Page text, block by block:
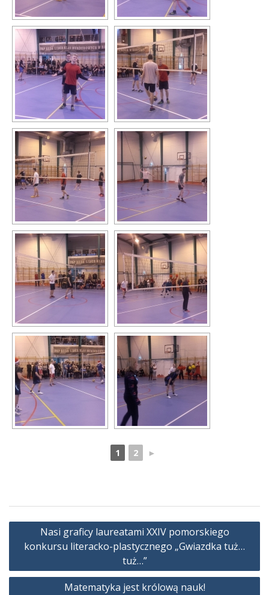
1 2 ►
Nawigacja
wpisu
Nasi graficy laureatami XXIV pomorskiego
konkursu literacko-plastycznego „Gwiazdka tuż…
tuż…”
Matematyka jest królową nauk!